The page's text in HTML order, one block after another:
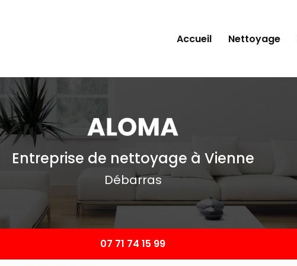
Accueil Nettoyage
Entreprise de nettoyage à Vienne
Débarras
07 71 74 15 99